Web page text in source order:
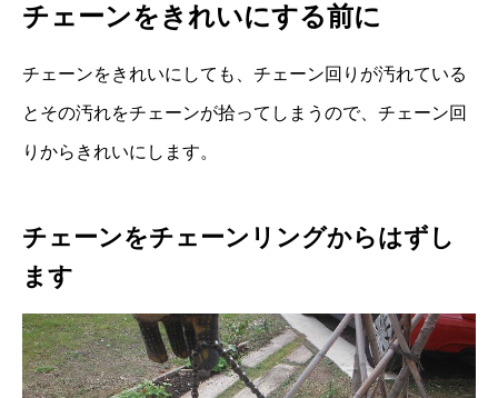
チェーンをきれいにする前に
チェーンをきれいにしても、チェーン回りが汚れている
とその汚れをチェーンが拾ってしまうので、チェーン回
りからきれいにします。
チェーンをチェーンリングからはずし
ます